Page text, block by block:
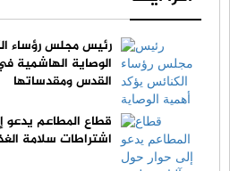
رئيس مجلس رؤساء
الوصاية الهاشمية
القدس ومقدساتها
قطاع المطاعم يدعو
اشتراطات سلامة